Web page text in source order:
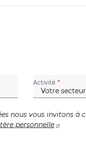
Activité (champ
nous vous invitons à
personnelle